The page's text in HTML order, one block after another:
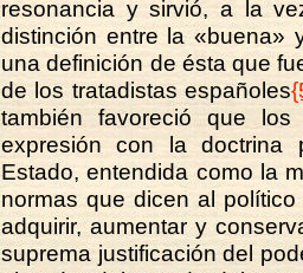
resonancia y sirvió, a la
distinción entre la «buena»
una definición de ésta que
de los tratadistas españoles
también favoreció que los
expresión con la doctrina
Estado, entendida como la
normas que dicen al
adquirir, aumentar y
suprema justificación del